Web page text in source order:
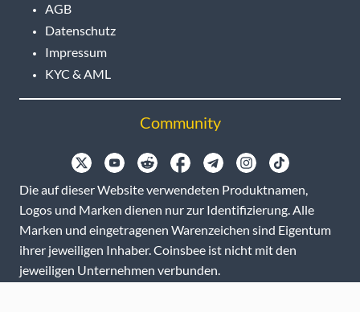
AGB
Datenschutz
Impressum
KYC & AML
Community
Die auf dieser Website verwendeten Produktnamen,
Logos und Marken dienen nur zur Identifizierung. Alle
Marken und eingetragenen Warenzeichen sind Eigentum
ihrer jeweiligen Inhaber. Coinsbee ist nicht mit den
jeweiligen Unternehmen verbunden.